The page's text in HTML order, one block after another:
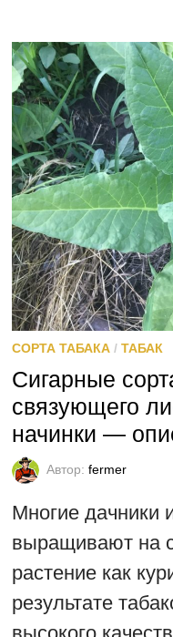
СОРТА ТАБАКА/ ТАБАК
Сигарные
связующего
начинки —
Автор: fermer
Многие дачники
выращивают на
растение как
результате